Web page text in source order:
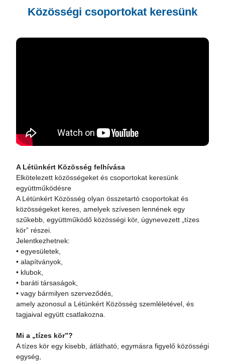
Közösségi csoportokat keresünk
A Létünkért Közösség felhívása
Elkötelezett közösségeket és csoportokat keresünk
együttműködésre
A Létünkért Közösség olyan összetartó csoportokat és
közösségeket keres, amelyek szívesen lennének egy
szűkebb, együttműködő közösségi kör, úgynevezett „tízes
kör” részei.
Jelentkezhetnek:
• egyesületek,
• alapítványok,
• klubok,
• baráti társaságok,
• vagy bármilyen szerveződés,
amely azonosul a Létünkért Közösség szemléletével, és
tagjaival együtt csatlakozna.
Mi a „tízes kör”?
A tízes kör egy kisebb, átlátható, egymásra figyelő közösségi
egység,